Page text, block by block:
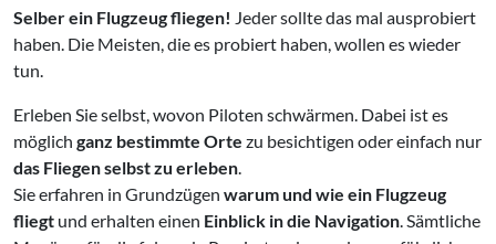
Selber ein Flugzeug fliegen! Jeder sollte das mal ausprobiert
haben. Die Meisten, die es probiert haben, wollen es wieder
tun.
Erleben Sie selbst, wovon Piloten schwärmen. Dabei ist es
möglich ganz bestimmte Orte zu besichtigen oder einfach nur
das Fliegen selbst zu erleben
Sie erfahren in Grundzügen warum und wie ein Flugzeug
fliegt und erhalten einen Einblick in die Navigation . Sämtliche